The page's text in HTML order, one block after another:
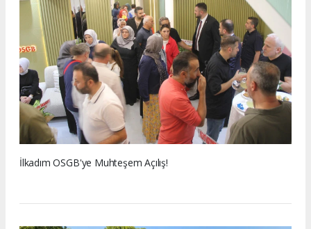
İlkadım OSGB'ye Muhteşem Açılış!